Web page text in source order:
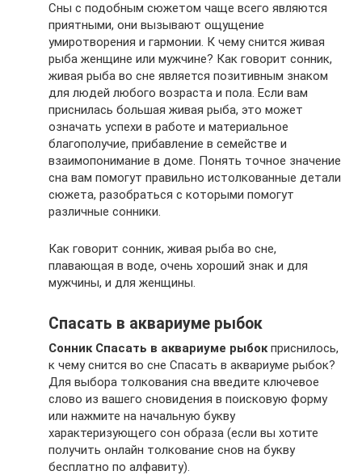
Сны с подобным сюжетом чаще всего являются
приятными, они вызывают ощущение
умиротворения и гармонии. К чему снится живая
рыба женщине или мужчине? Как говорит сонник,
живая рыба во сне является позитивным знаком
для людей любого возраста и пола. Если вам
приснилась большая живая рыба, это может
означать успехи в работе и материальное
благополучие, прибавление в семействе и
взаимопонимание в доме. Понять точное значение
сна вам помогут правильно истолкованные детали
сюжета, разобраться с которыми помогут
различные сонники.
Как говорит сонник, живая рыба во сне,
плавающая в воде, очень хороший знак и для
мужчины, и для женщины.
Спасать в аквариуме рыбок
Сонник Спасать в аквариуме рыбокприснилось,
к чему снится во сне Спасать в аквариуме рыбок?
Для выбора толкования сна введите ключевое
слово из вашего сновидения в поисковую форму
или нажмите на начальную букву
характеризующего сон образа (если вы хотите
получить онлайн толкование снов на букву
бесплатно по алфавиту).